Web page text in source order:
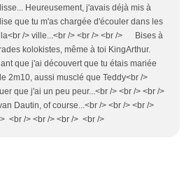
Heureusement, j'avais déjà mis à
que tu m'as chargée d'écouler dans les
/> ville...<br /> <br /> <br /> Bises à
kolokistes, même à toi KingArthur.
que j'ai découvert que tu étais mariée
2m10, aussi musclé que Teddy<br />
que j'ai un peu peur...<br /> <br /> <br />
Dautin, of course...<br /> <br /> <br />
<br /> <br /> <br /> <br />